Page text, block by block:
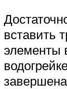
вставить
элементы